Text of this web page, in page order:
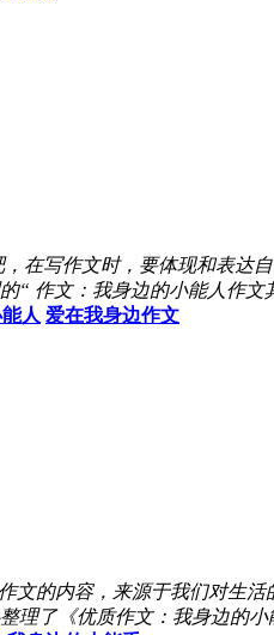
在写作文时，要体现和表达
作文：我身边的小能人作文
人 爱在我身边作文
文的内容，来源于我们对生
理了《优质作文：我身边的